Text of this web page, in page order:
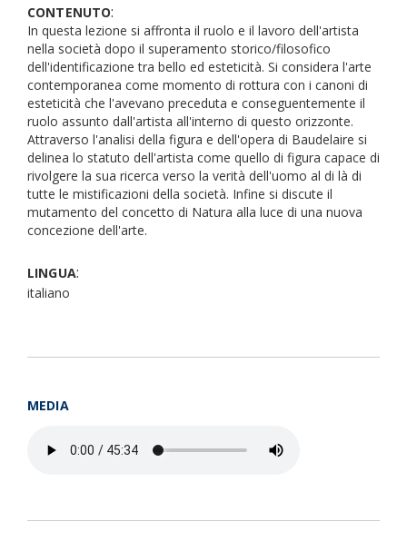
CONTENUTO:
In questa lezione si affronta il ruolo e il lavoro dell'artista
nella società dopo il superamento storico/filosofico
dell'identificazione tra bello ed esteticità. Si considera l'arte
contemporanea come momento di rottura con i canoni di
esteticità che l'avevano preceduta e conseguentemente il
ruolo assunto dall'artista all'interno di questo orizzonte.
Attraverso l'analisi della figura e dell'opera di Baudelaire si
delinea lo statuto dell'artista come quello di figura capace di
rivolgere la sua ricerca verso la verità dell'uomo al di là di
tutte le mistificazioni della società. Infine si discute il
mutamento del concetto di Natura alla luce di una nuova
concezione dell'arte.
LINGUA:
italiano
MEDIA